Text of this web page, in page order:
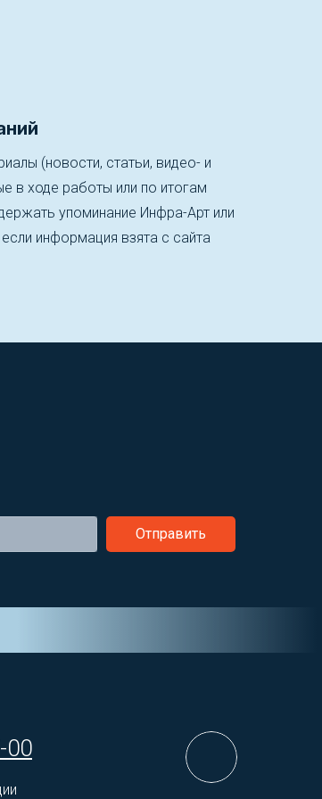
(новости, статьи, видео- и
в ходе работы или по итогам
упоминание Инфра-Арт или
информация взята с сайта
Отправить
00